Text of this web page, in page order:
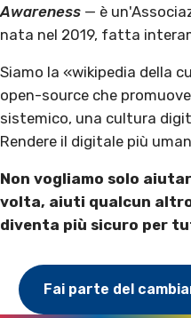
Awareness — è
nata nel 2019, fatta
Siamo la «wikipedia della
open-source che
sistemico, una cultura
Rendere il digitale più
Non vogliamo solo
volta, aiuti qualcun
diventa più sicuro per
Fai parte del